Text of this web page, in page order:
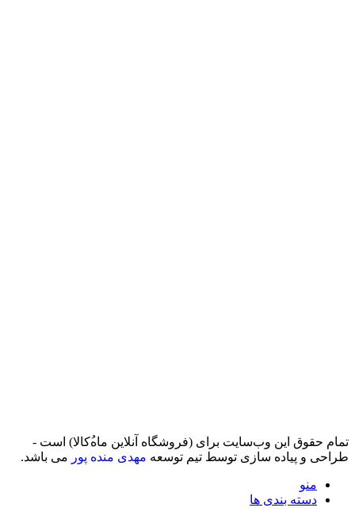
تمام حقوق اين وب‌سايت برای (فروشگاه آنلاین ماه‌‌‌‌‌‌ُکالا) است -
طراحی و پیاده سازی توسط تیم توسعه مهدی منده پور می باشد.
منو
دسته بندی ها